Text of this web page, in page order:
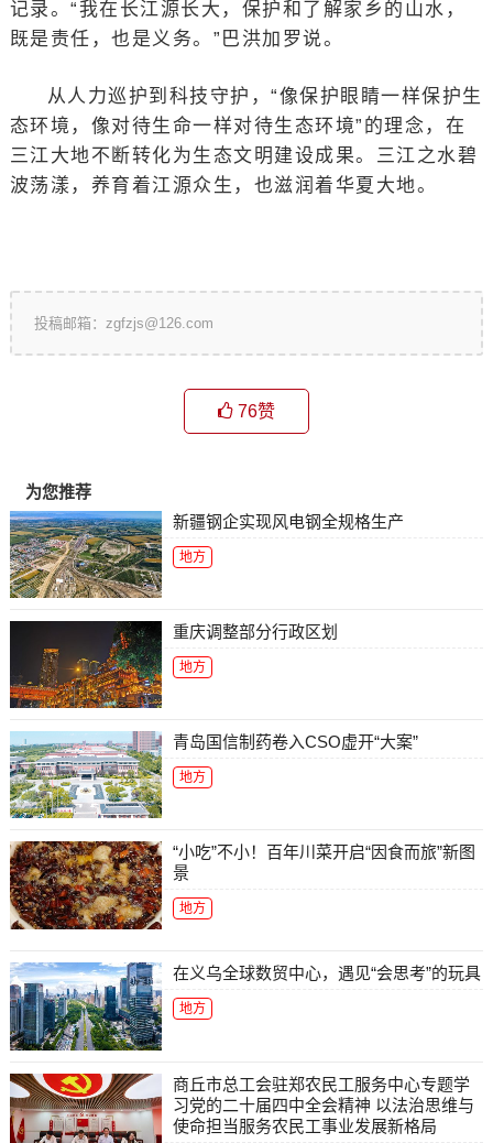
记录。“我在长江源长大，保护和了解家乡的山水，
既是责任，也是义务。”巴洪加罗说。
从人力巡护到科技守护，“像保护眼睛一样保护生
态环境，像对待生命一样对待生态环境”的理念，在
三江大地不断转化为生态文明建设成果。三江之水碧
波荡漾，养育着江源众生，也滋润着华夏大地。
投稿邮箱：zgfzjs@126.com
76赞
为您推荐
新疆钢企实现风电钢全规格生产
地方
重庆调整部分行政区划
地方
青岛国信制药卷入CSO虚开“大案”
地方
“小吃”不小！百年川菜开启“因食而旅”新图
景
地方
在义乌全球数贸中心，遇见“会思考”的玩具
地方
商丘市总工会驻郑农民工服务中心专题学
习党的二十届四中全会精神 以法治思维与
使命担当服务农民工事业发展新格局